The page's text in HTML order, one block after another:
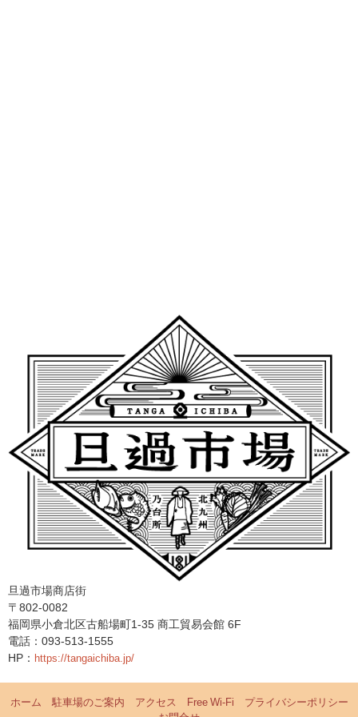
旦過市場商店街
〒802-0082
福岡県小倉北区古船場町1-35 商工貿易会館 6F
電話：093-513-1555
HP：
https://tangaichiba.jp/
ホーム 駐車場のご案内 アクセス Free Wi-Fi
プライバシーポリシー